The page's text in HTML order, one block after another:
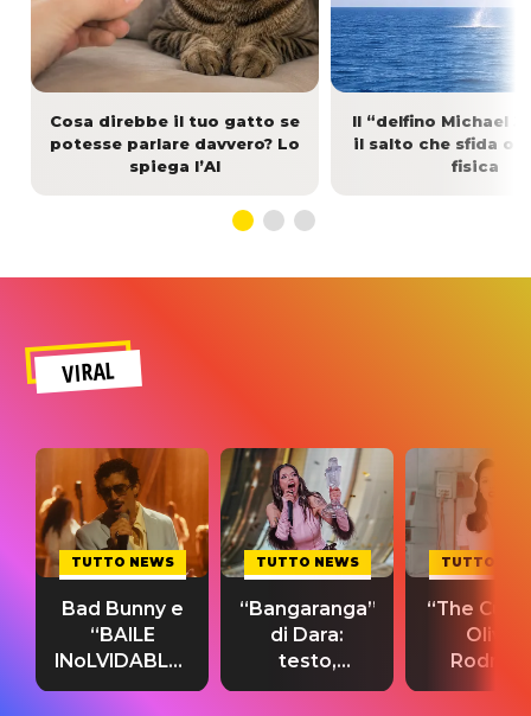
Cosa direbbe il tuo gatto se
potesse parlare davvero? Lo
spiega l’AI
Il “delfino Michael
il salto che sfida
fisica
VIRAL
TUTTO NEWS
Bad Bunny e
“BAILE
INoLVIDABLE”:
testo,
TUTTO NEWS
“Bangaranga”
di Dara:
testo,
traduzione e
TUTTO
“The
Olivia
testo,